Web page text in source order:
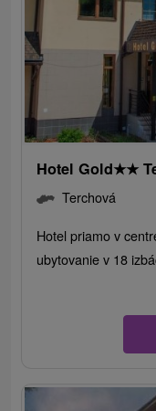
Hotel Gold★★
Terchová
Hotel priamo v
ubytovanie v 18